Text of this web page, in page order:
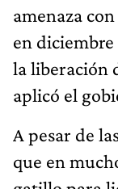
amenaza
en
la liberación
aplicó el
A pesar de
que en